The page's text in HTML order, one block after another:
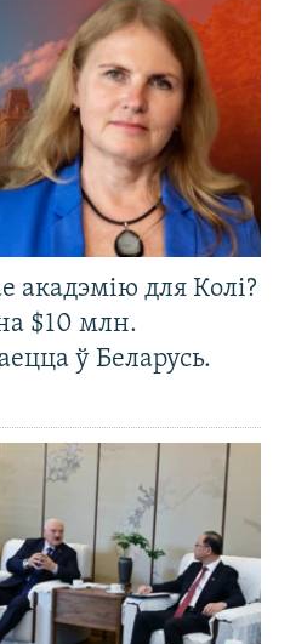
акадэмію для Колі?
$10 млн.
ў Беларусь.